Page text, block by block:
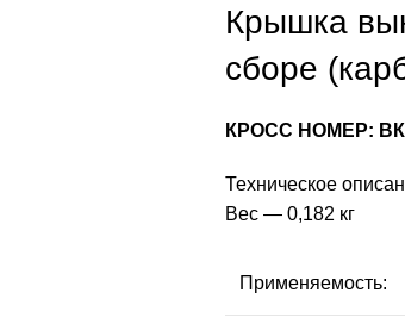
Крышка
сборе
КРОСС НОМЕР:
Техническое
Вес — 0,182 кг
Применяемость: